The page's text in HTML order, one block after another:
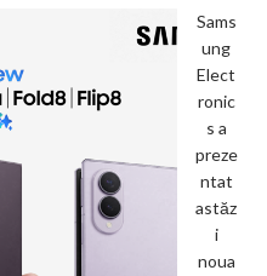
Sams
ung
Elect
ronic
s a
preze
ntat
astăz
i
noua